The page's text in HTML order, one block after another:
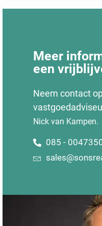
Meer
een
Neem contact
Nick van Kampen.
085 -